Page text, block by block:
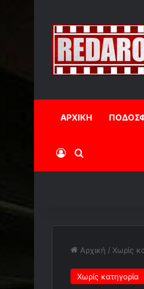
ΑΡΧΙΚΗ
Log InΑναζήτηση
Αρχική / Χωρίς
Χωρίς κατηγορία